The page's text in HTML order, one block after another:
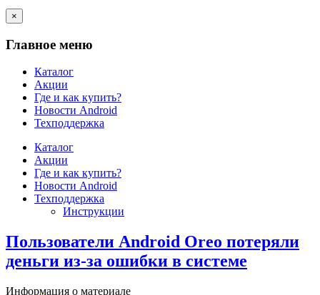
×
Главное меню
Каталог
Акции
Где и как купить?
Новости Android
Техподдержка
Каталог
Акции
Где и как купить?
Новости Android
Техподдержка
Инструкции
Пользователи Android Oreo потеряли
деньги из-за ошибки в системе
Информация о материале